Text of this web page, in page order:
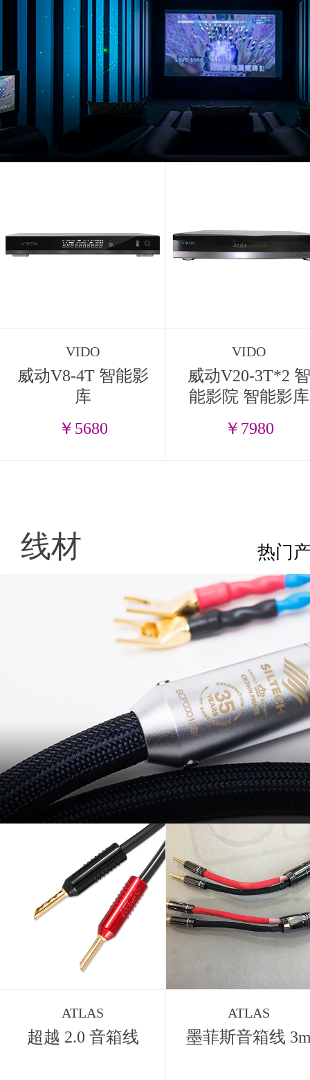
VIDO
威动V8-4T 智能影
库
￥5680
VIDO
威动V20-3T*2 智
能影院 智能影库
￥7980
线材 热门
ATLAS
超越 2.0 音箱线
ATLAS
墨菲斯音箱线